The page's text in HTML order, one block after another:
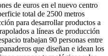
de euros en el nuevo centro
total de 2500 metros
para desarrollar productos a
a líneas de producción
trabajan 90 personas entre
que diseñan e idean los